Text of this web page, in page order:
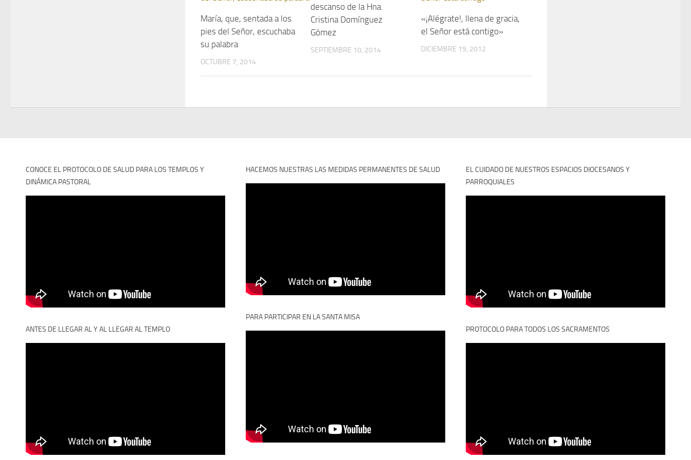
María, que, sentada a los
pies del Señor, escuchaba
su palabra
OCTUBRE 7, 2014
descanso de la Hna.
Cristina Domínguez
Gómez
SEPTIEMBRE 10, 2014
«¡Alégrate!, llena de gracia,
el Señor está contigo»
DICIEMBRE 19, 2012
CONOCE EL PROTOCOLO DE SALUD PARA LOS TEMPLOS Y
DINÁMICA PASTORAL
ANTES DE LLEGAR AL Y AL LLEGAR AL TEMPLO
HACEMOS NUESTRAS LAS MEDIDAS PERMANENTES DE SALUD
PARA PARTICIPAR EN LA SANTA MISA
EL CUIDADO DE NUESTROS ESPACIOS DIOCESANOS Y
PARROQUIALES
PROTOCOLO PARA TODOS LOS SACRAMENTOS